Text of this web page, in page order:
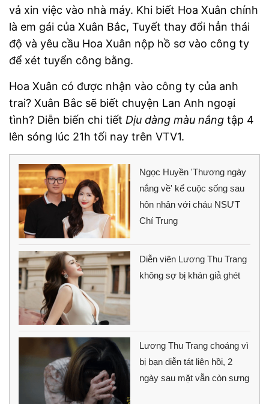
vả xin việc vào nhà máy. Khi biết Hoa Xuân chính
là em gái của Xuân Bắc, Tuyết thay đổi hẳn thái
độ và yêu cầu Hoa Xuân nộp hồ sơ vào công ty
để xét tuyển công bằng.
Hoa Xuân có được nhận vào công ty của anh
trai? Xuân Bắc sẽ biết chuyện Lan Anh ngoại
tình? Diễn biến chi tiết Dịu dàng màu nắng tập 4
lên sóng lúc 21h tối nay trên VTV1.
Ngọc Huyền 'Thương ngày
nắng về' kể cuộc sống sau
hôn nhân với cháu NSƯT
Chí Trung
Diễn viên Lương Thu Trang
không sợ bị khán giả ghét
Lương Thu Trang choáng vì
bị bạn diễn tát liên hồi, 2
ngày sau mặt vẫn còn sưng